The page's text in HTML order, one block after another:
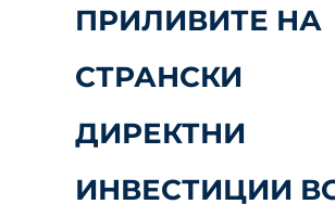
ПРИЛИВИТЕ НА
СТРАНСКИ
ДИРЕКТНИ
ИНВЕСТИЦИИ